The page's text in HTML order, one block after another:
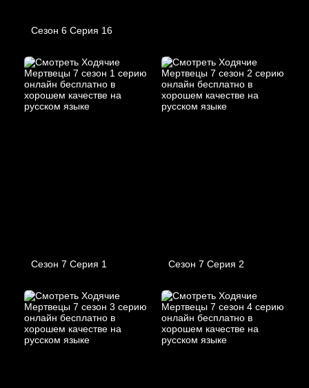
Сезон 6 Серия 16
Сезон 7 Серия 1 Сезон 7 Серия 2